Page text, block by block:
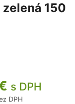
150
s DPH
DPH